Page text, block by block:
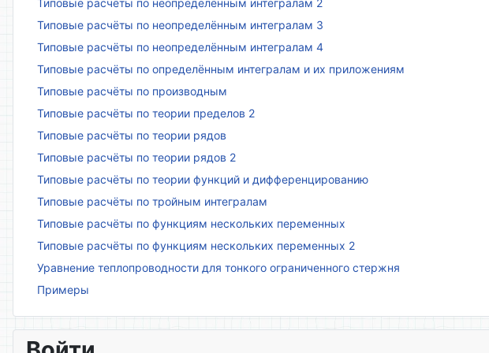
Типовые расчёты по неопределённым интегралам 3
Типовые расчёты по неопределённым интегралам 4
Типовые расчёты по определённым интегралам и их приложениям
Типовые расчёты по производным
Типовые расчёты по теории пределов 2
Типовые расчёты по теории рядов
Типовые расчёты по теории рядов 2
Типовые расчёты по теории функций и дифференцированию
Типовые расчёты по тройным интегралам
Типовые расчёты по функциям нескольких переменных
Типовые расчёты по функциям нескольких переменных 2
Уравнение теплопроводности для тонкого ограниченного стержня
Примеры